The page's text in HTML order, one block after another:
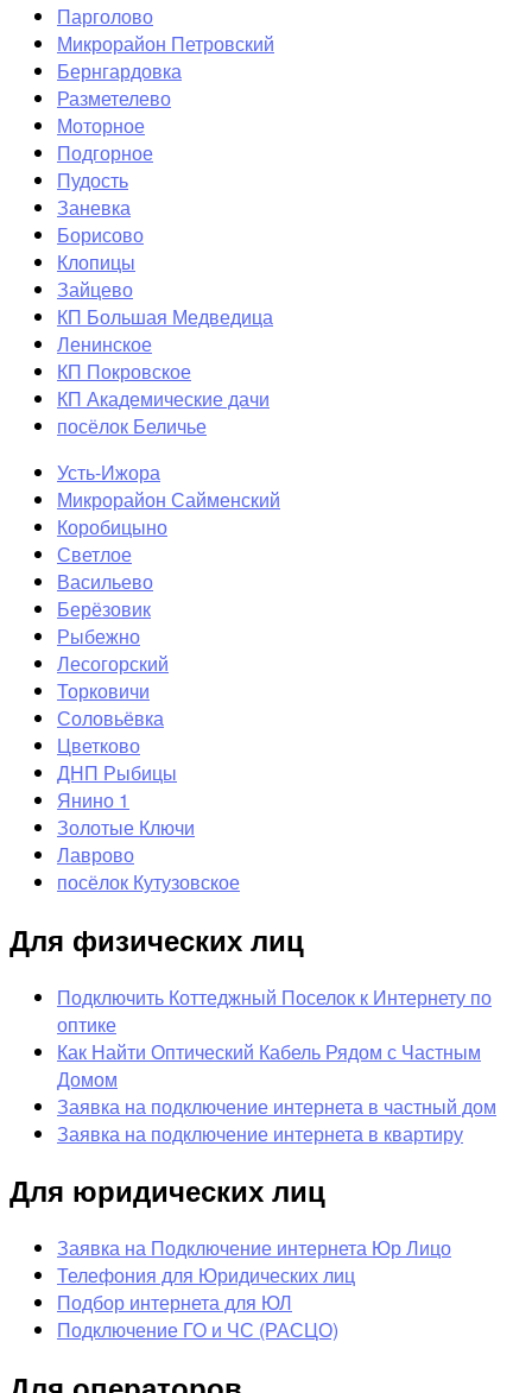
Парголово
Микрорайон Петровский
Бернгардовка
Разметелево
Моторное
Подгорное
Пудость
Заневка
Борисово
Клопицы
Зайцево
КП Большая Медведица
Ленинское
КП Покровское
КП Академические дачи
посёлок Беличье
Усть-Ижора
Микрорайон Сайменский
Коробицыно
Светлое
Васильево
Берёзовик
Рыбежно
Лесогорский
Торковичи
Соловьёвка
Цветково
ДНП Рыбицы
Янино 1
Золотые Ключи
Лаврово
посёлок Кутузовское
Для физических лиц
Подключить Коттеджный Поселок к Интернету по
оптике
Как Найти Оптический Кабель Рядом с Частным
Домом
Заявка на подключение интернета в частный дом
Заявка на подключение интернета в квартиру
Для юридических лиц
Заявка на Подключение интернета Юр Лицо
Телефония для Юридических лиц
Подбор интернета для ЮЛ
Подключение ГО и ЧС (РАСЦО)